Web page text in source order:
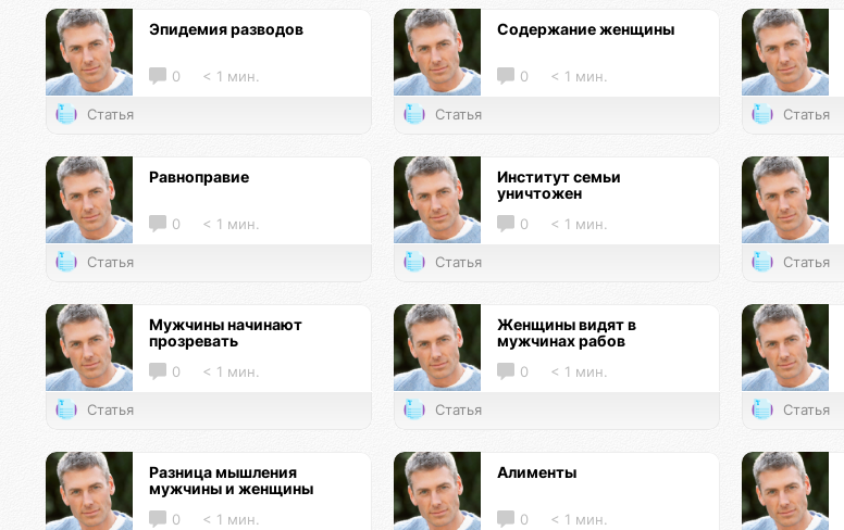
Эпидемия разводов
0 < 1 мин.
Статья
Содержание женщины
0 < 1 мин.
Статья Статья
Равноправие
0 < 1 мин.
Статья
Институт семьи
уничтожен
0 < 1 мин.
Статья Статья
Мужчины начинают
прозревать
0 < 1 мин.
Статья
Женщины видят в
мужчинах рабов
0 < 1 мин.
Статья Статья
Разница мышления
мужчины и женщины
0 < 1 мин.
Алименты
0 < 1 мин.